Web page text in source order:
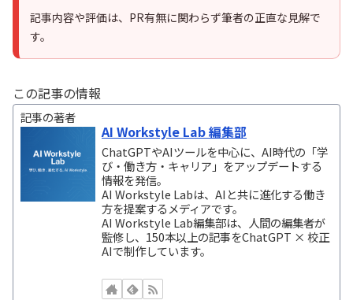
記事内容や評価は、PR有無に関わらず筆者の正直な見解で
す。
この記事の情報
記事の著者
AI Workstyle Lab 編集部
ChatGPTやAIツールを中心に、AI時代の「学
び・働き方・キャリア」をアップデートする
情報を発信。
AI Workstyle Labは、AIと共に進化する働き
方を提案するメディアです。
AI Workstyle Lab編集部は、人間の編集者が
監修し、150本以上の記事をChatGPT × 校正
AIで制作しています。